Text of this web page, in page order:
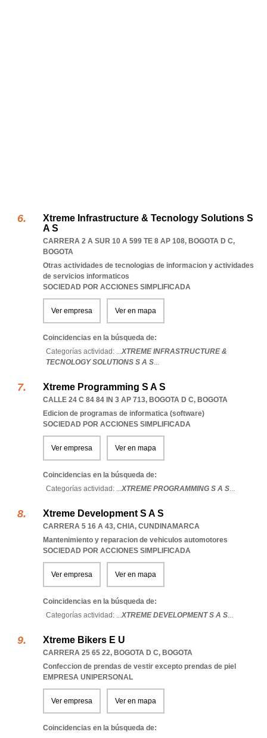
Xtreme Infrastructure & Tecnology Solutions S
A S
CARRERA 2 A SUR 10 A 599 TE 8 AP 108, BOGOTA D C,
BOGOTA
Otras actividades de tecnologias de informacion y actividades
de servicios informaticos
SOCIEDAD POR ACCIONES SIMPLIFICADA
Ver empresa Ver en mapa
Coincidencias en la búsqueda de:
Categorías actividad: ...XTREME INFRASTRUCTURE &
TECNOLOGY SOLUTIONS S A S...
Xtreme Programming S A S
CALLE 24 C 84 84 IN 3 AP 713, BOGOTA D C, BOGOTA
Edicion de programas de informatica (software)
SOCIEDAD POR ACCIONES SIMPLIFICADA
Ver empresa Ver en mapa
Coincidencias en la búsqueda de:
Categorías actividad: ...XTREME PROGRAMMING S A S...
Xtreme Development S A S
CARRERA 5 16 A 43, CHIA, CUNDINAMARCA
Mantenimiento y reparacion de vehiculos automotores
SOCIEDAD POR ACCIONES SIMPLIFICADA
Ver empresa Ver en mapa
Coincidencias en la búsqueda de:
Categorías actividad: ...XTREME DEVELOPMENT S A S...
Xtreme Bikers E U
CARRERA 25 65 22, BOGOTA D C, BOGOTA
Confeccion de prendas de vestir excepto prendas de piel
EMPRESA UNIPERSONAL
Ver empresa Ver en mapa
Coincidencias en la búsqueda de: